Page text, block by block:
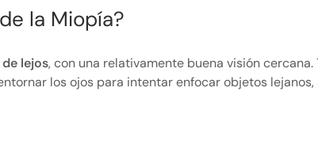
la Miopía?
lejos, con una relativamente buena visión
los ojos para intentar enfocar objetos lejanos,